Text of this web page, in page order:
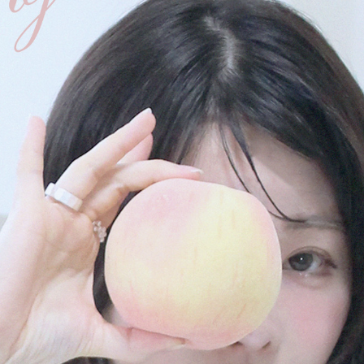
在庫なし商品
表示する
表示し
検索